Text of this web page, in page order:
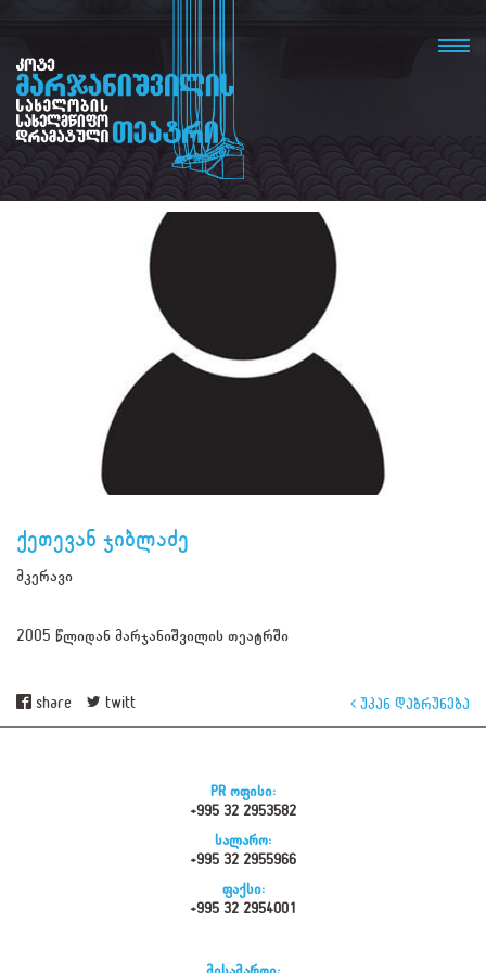
ქეთევან ჯიბლაძე
მკერავი
2005 წლიდან მარჯანიშვილის თეატრში
share twitt უკან დაბრუნება
PR ოფისი:
+995 32 2953582
სალარო:
+995 32 2955966
ფაქსი:
+995 32 2954001